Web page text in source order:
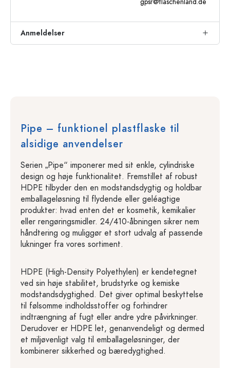
Anmeldelser
Pipe – funktionel plastflaske til
alsidige anvendelser
Serien „Pipe“ imponerer med sit enkle, cylindriske
design og høje funktionalitet. Fremstillet af robust
HDPE tilbyder den en modstandsdygtig og holdbar
emballageløsning til flydende eller geléagtige
produkter: hvad enten det er kosmetik, kemikalier
eller rengøringsmidler. 24/410-åbningen sikrer nem
håndtering og muliggør et stort udvalg af passende
lukninger fra vores sortiment.
HDPE (High-Density Polyethylen) er kendetegnet
ved sin høje stabilitet, brudstyrke og kemiske
modstandsdygtighed. Det giver optimal beskyttelse
til følsomme indholdsstoffer og forhindrer
indtrængning af fugt eller andre ydre påvirkninger.
Derudover er HDPE let, genanvendeligt og dermed
et miljøvenligt valg til emballageløsninger, der
kombinerer sikkerhed og bæredygtighed.